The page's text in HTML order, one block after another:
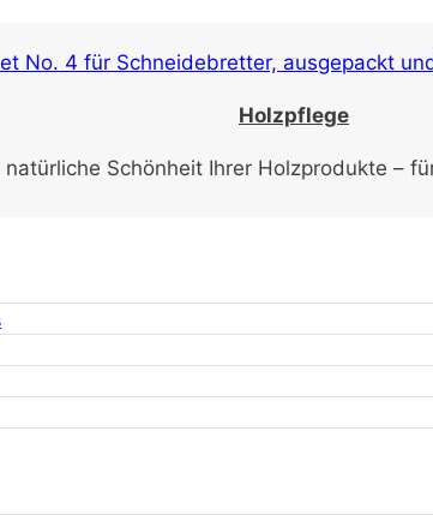
Holzpflege
Schönheit Ihrer Holzprodukte –